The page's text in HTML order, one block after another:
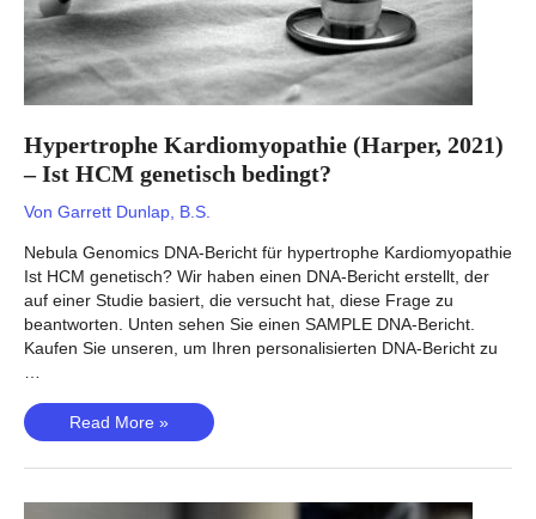
Hypertrophe Kardiomyopathie (Harper, 2021)
– Ist HCM genetisch bedingt?
Von Garrett Dunlap, B.S.
Nebula Genomics DNA-Bericht für hypertrophe Kardiomyopathie
Ist HCM genetisch? Wir haben einen DNA-Bericht erstellt, der
auf einer Studie basiert, die versucht hat, diese Frage zu
beantworten. Unten sehen Sie einen SAMPLE DNA-Bericht.
Kaufen Sie unseren, um Ihren personalisierten DNA-Bericht zu
Hypertrophe
Kardiomyopathie
(Harper,
Read More »